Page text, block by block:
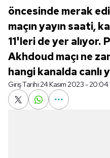
öncesinde merak
maçın yayın saati,
11'leri de yer alıyor.
Akhdoud maçı ne
hangi kanalda canlı
Giriş Tarihi:24 Kasım 2023 - 20:04